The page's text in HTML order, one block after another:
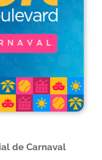
de Carnaval